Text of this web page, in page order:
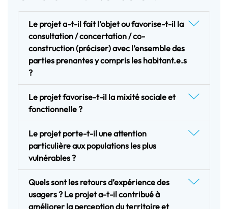
Le projet a-t-il fait l’objet ou favorise-t-il la
consultation / concertation / co-
construction (préciser) avec l’ensemble des
parties prenantes y compris les habitant.e.s
?
Le projet favorise-t-il la mixité sociale et
fonctionnelle ?
Le projet porte-t-il une attention
particulière aux populations les plus
vulnérables ?
Quels sont les retours d’expérience des
usagers ? Le projet a-t-il contribué à
améliorer la perception du territoire et